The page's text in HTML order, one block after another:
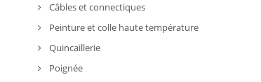
Câbles et connectiques
Peinture et colle haute température
Quincaillerie
Poignée